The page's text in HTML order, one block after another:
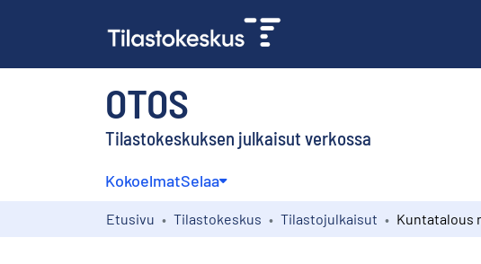
OTOS
Tilastokeskuksen julkaisut verkossa
KokoelmatSelaa
Etusivu Tilastokeskus Tilastojulkaisut